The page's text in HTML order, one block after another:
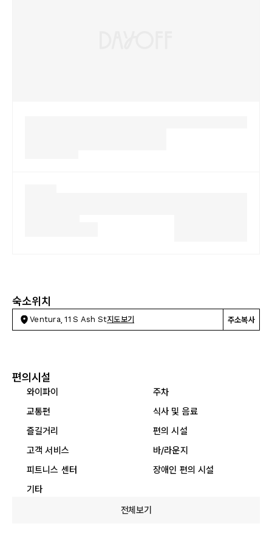
숙소위치
Ventura, 11 S Ash St지도보기 주소복사
편의시설
와이파이
주차
교통편
식사 및 음료
즐길거리
편의 시설
고객 서비스
바/라운지
피트니스 센터
장애인 편의 시설
기타
전체보기